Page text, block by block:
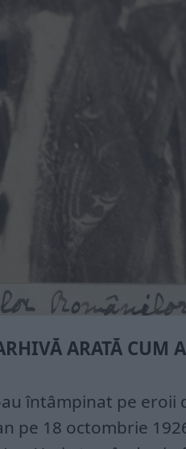
ARATĂ CUM
întâmpinat pe eroii
pe 18 octombrie